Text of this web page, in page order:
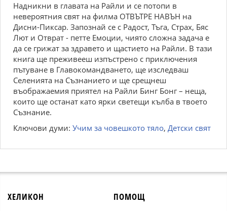
Надникни в главата на Райли и се потопи в
невероятния свят на филма ОТВЪТРЕ НАВЪН на
Дисни-Пиксар. Запознай се с Радост, Тъга, Страх, Бяс
Лют и Отврат - петте Емоции, чиято сложна задача е
да се грижат за здравето и щастието на Райли. В тази
книга ще преживееш изпъстрено с приключения
пътуване в Главокомандването, ще изследваш
Селенията на Съзнанието и ще срещнеш
въображаемия приятел на Райли Бинг Бонг – неща,
които ще останат като ярки светещи кълба в твоето
Съзнание.
Ключови думи: Учим за човешкото тяло, Детски свят
ХЕЛИКОН ПОМОЩ